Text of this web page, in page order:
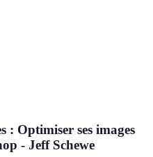
: Optimiser ses images
- Jeff Schewe